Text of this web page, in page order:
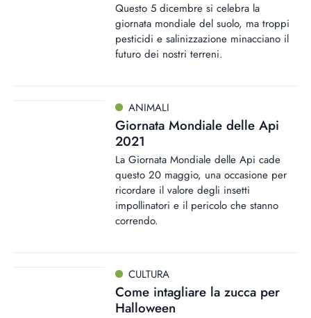
Questo 5 dicembre si celebra la
giornata mondiale del suolo, ma troppi
pesticidi e salinizzazione minacciano il
futuro dei nostri terreni.
ANIMALI
Giornata Mondiale delle Api
2021
La Giornata Mondiale delle Api cade
questo 20 maggio, una occasione per
ricordare il valore degli insetti
impollinatori e il pericolo che stanno
correndo.
CULTURA
Come intagliare la zucca per
Halloween